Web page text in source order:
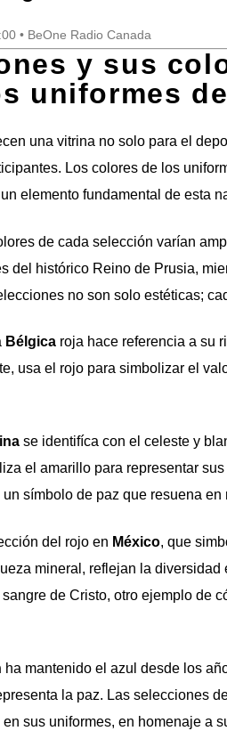
• BeOne Radio Canada
y sus
uniformes
una vitrina no solo para el
Los colores de los
elemento fundamental de esta
de cada selección varían
del histórico Reino de Prusia,
no son solo estéticas;
Bélgicaroja hace referencia a su
usa el rojo para simbolizar el
se identifíca con el celeste y
el amarillo para representar
símbolo de paz que resuena
del rojo en México, que
mineral, reflejan la
de Cristo, otro ejemplo de
ha mantenido el azul desde los
la paz. Las selecciones
sus uniformes, en homenaje a